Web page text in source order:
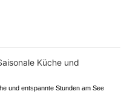
und entspannte Stunden am See